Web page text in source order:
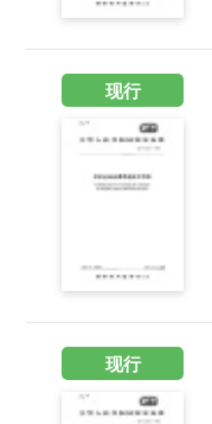
现行
现行